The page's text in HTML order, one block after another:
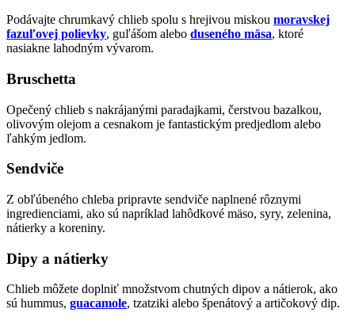
Podávajte chrumkavý chlieb spolu s hrejivou miskou moravskej
fazuľovej polievky, guľášom alebo duseného mäsa, ktoré
nasiakne lahodným vývarom.
Bruschetta
Opečený chlieb s nakrájanými paradajkami, čerstvou bazalkou,
olivovým olejom a cesnakom je fantastickým predjedlom alebo
ľahkým jedlom.
Sendviče
Z obľúbeného chleba pripravte sendviče naplnené rôznymi
ingredienciami, ako sú napríklad lahôdkové mäso, syry, zelenina,
nátierky a koreniny.
Dipy a nátierky
Chlieb môžete doplniť množstvom chutných dipov a nátierok, ako
sú hummus, guacamole, tzatziki alebo špenátový a artičokový dip.